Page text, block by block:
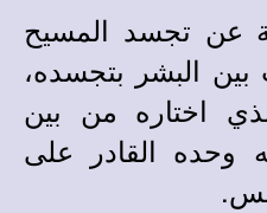
عن تجسد المسيح
البشر بتجسده،
اختاره من بين
وحده القادر على